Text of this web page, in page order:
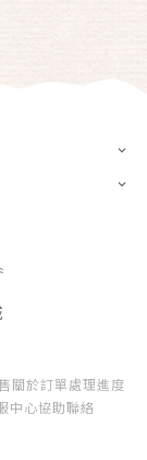
關於訂單處理進度
中心協助聯絡